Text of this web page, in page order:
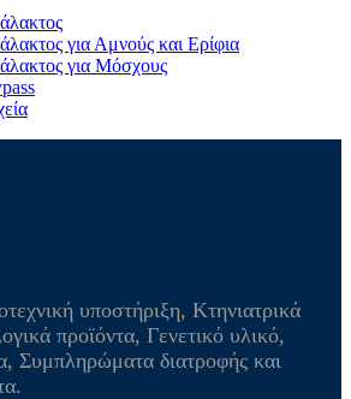
για Αμνούς και Ερίφια
για Μόσχους
υποστήριξη, Κτηνιατρικά
προϊόντα, Γενετικό υλικό,
Συμπληρώματα διατροφής και